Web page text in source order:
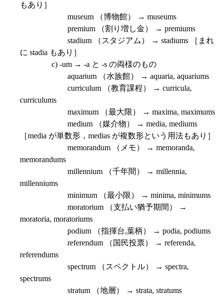
もあり］
museum （博物館） → museums
premium （割り増し金） → premiums
stadium （スタジアム） → stadiums ［まれ
に stadia もあり］
c) -um → -a と -s の両様のもの
aquarium （水族館） → aquaria, aquariums
curriculum （教育課程） → curricula,
curriculums
maximum （最大限） → maxima, maximums
medium （媒介物） → media, mediums
［media が単数形，medias が複数形という用法もあり］
memorandum （メモ） → memoranda,
memorandums
millennium （千年間） → millennia,
millenniums
minimum （最小限） → minima, minimums
moratorium （支払い猶予期間） →
moratoria, moratoriums
podium （指揮台,葉柄） → podia, podiums
referendum （国民投票） → referenda,
referendums
spectrum （スペクトル） → spectra,
spectrums
stratum （地層） → strata, stratums